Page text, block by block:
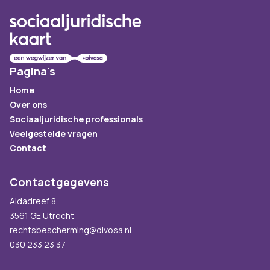
Pagina's
Home
Over ons
Sociaaljuridische professionals
Veelgestelde vragen
Contact
Contactgegevens
Aidadreef 8
3561 GE Utrecht
rechtsbescherming@divosa.nl
030 233 23 37